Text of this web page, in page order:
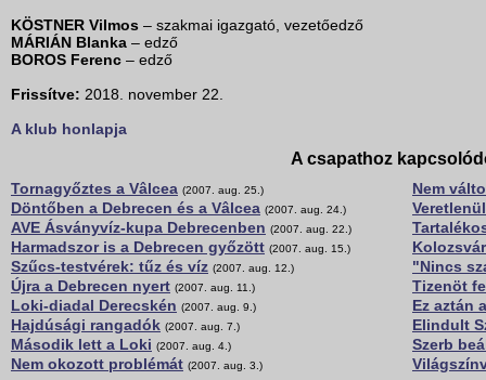
KÖSTNER Vilmos – szakmai igazgató, vezetőedző
MÁRIÁN Blanka – edző
BOROS Ferenc – edző
Frissítve: 2018. november 22.
A klub honlapja
A csapathoz
Tornagyőztes a Vâlcea (2007. aug. 25.)
Döntőben a Debrecen és a Vâlcea (2007. aug. 24.)
AVE Ásványvíz-kupa Debrecenben (2007. aug. 22.)
Harmadszor is a Debrecen győzött (2007. aug. 15.)
Szűcs-testvérek: tűz és víz (2007. aug. 12.)
Újra a Debrecen nyert (2007. aug. 11.)
Loki-diadal Derecskén (2007. aug. 9.)
Hajdúsági rangadók (2007. aug. 7.)
Második lett a Loki (2007. aug. 4.)
Nem okozott problémát (2007. aug. 3.)
Nem
"Nincs
Tizenöt
Ez aztán
Elindult
Szerb